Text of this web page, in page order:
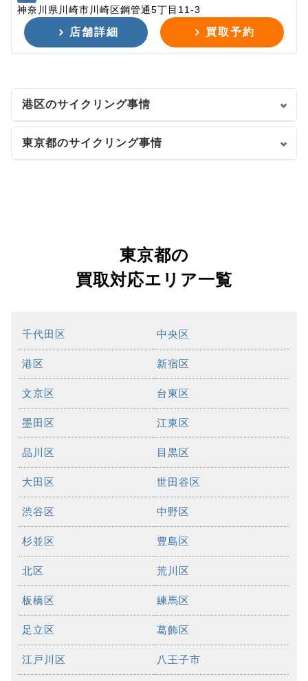
神奈川県川崎市川崎区鋼管通5丁目11-3
店舗詳細 買取予約
港区のサイクリング事情
東京都のサイクリング事情
東京都の
買取対応エリア一覧
千代田区 中央区
港区 新宿区
文京区 台東区
墨田区 江東区
品川区 目黒区
大田区 世田谷区
渋谷区 中野区
杉並区 豊島区
北区 荒川区
板橋区 練馬区
足立区 葛飾区
江戸川区 八王子市